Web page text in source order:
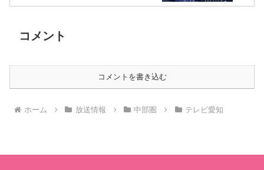
コメント
コメントを書き込む
ホーム 放送情報 中部圏 テレビ愛知